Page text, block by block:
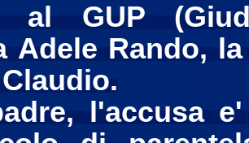
al GUP
Adele Rando,
l'accusa